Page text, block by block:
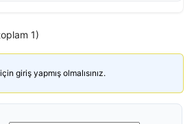
1)
giriş yapmış olmalısınız.